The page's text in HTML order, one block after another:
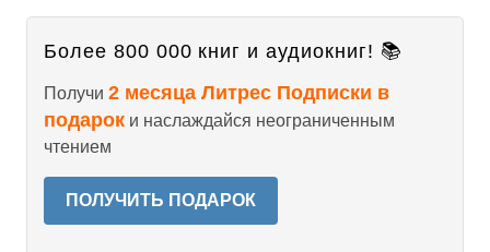
Более 800 000 книг и аудиокниг! 📚
Получи 2 месяца Литрес Подписки в
подарок и наслаждайся неограниченным
чтением
ПОЛУЧИТЬ ПОДАРОК